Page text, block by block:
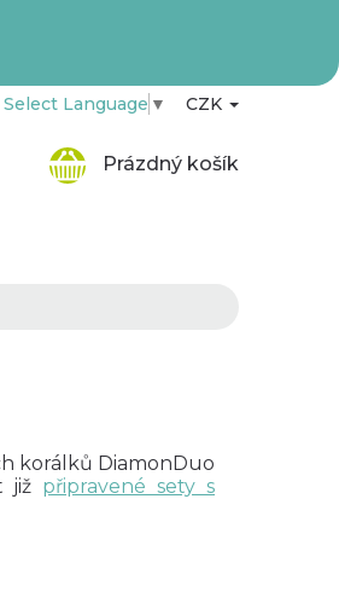
Select Language ▼ CZK
Prázdný košík
korálků DiamonDuo
již připravené sety s